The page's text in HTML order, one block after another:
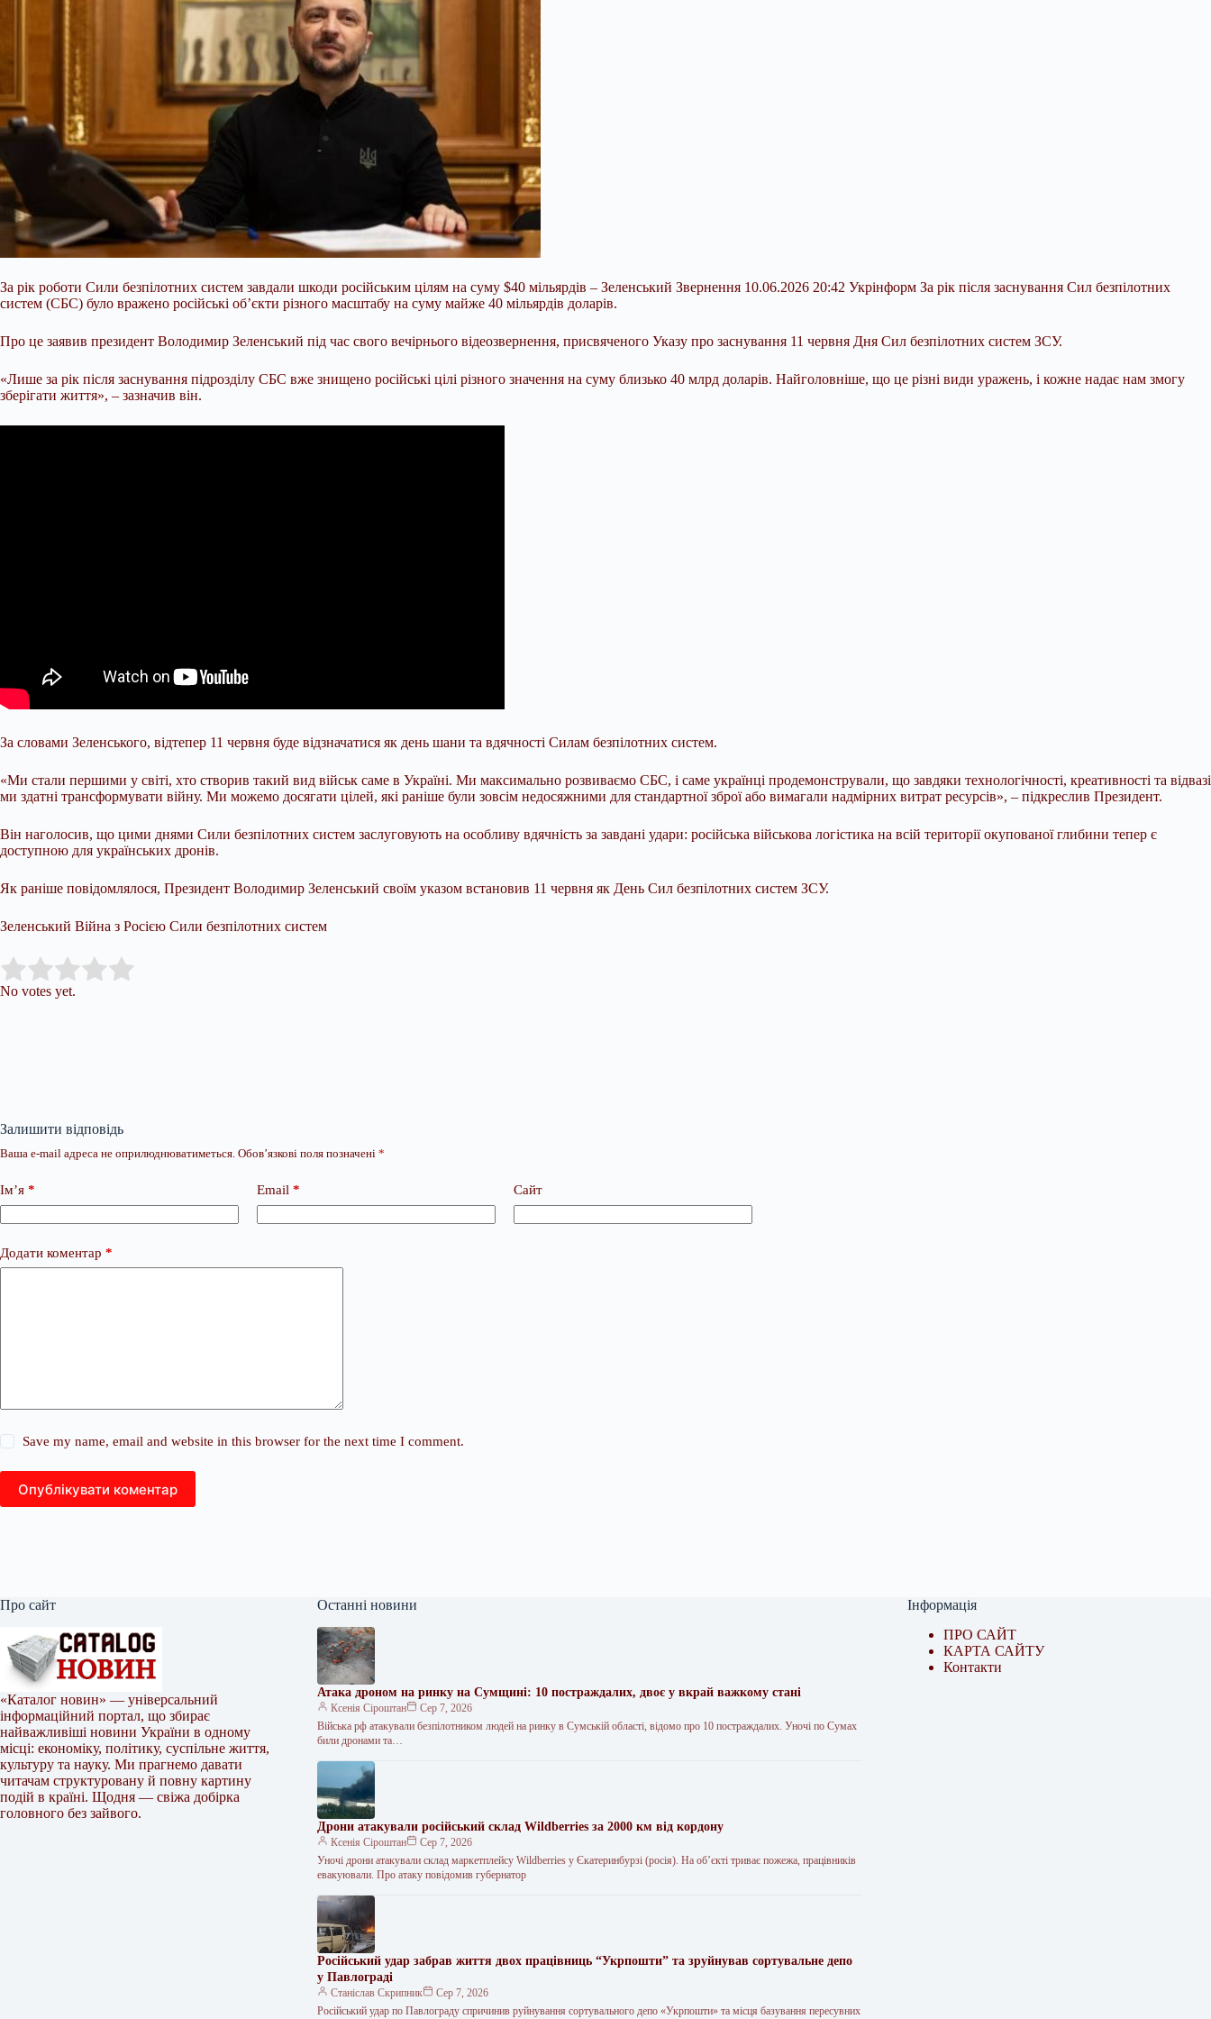
За рік роботи Сили безпілотних систем завдали шкоди російським цілям на суму $40 мільярдів – Зеленський Звернення 10.06.2026 20:42 Укрінформ За рік після заснування Сил безпілотних
систем (СБС) було вражено російські об’єкти різного масштабу на суму майже 40 мільярдів доларів.
Про це заявив президент Володимир Зеленський під час свого вечірнього відеозвернення, присвяченого Указу про заснування 11 червня Дня Сил безпілотних систем ЗСУ.
«Лише за рік після заснування підрозділу СБС вже знищено російські цілі різного значення на суму близько 40 млрд доларів. Найголовніше, що це різні види уражень, і кожне надає нам змогу
зберігати життя», – зазначив він.
За словами Зеленського, відтепер 11 червня буде відзначатися як день шани та вдячності Силам безпілотних систем.
«Ми стали першими у світі, хто створив такий вид військ саме в Україні. Ми максимально розвиваємо СБС, і саме українці продемонстрували, що завдяки технологічності, креативності та відвазі
ми здатні трансформувати війну. Ми можемо досягати цілей, які раніше були зовсім недосяжними для стандартної зброї або вимагали надмірних витрат ресурсів», – підкреслив Президент.
Він наголосив, що цими днями Сили безпілотних систем заслуговують на особливу вдячність за завдані удари: російська військова логістика на всій території окупованої глибини тепер є
доступною для українських дронів.
Як раніше повідомлялося, Президент Володимир Зеленський своїм указом встановив 11 червня як День Сил безпілотних систем ЗСУ.
Зеленський Війна з Росією Сили безпілотних систем
Rate this item:
No votes yet.
Залишити відповідь
Ваша e-mail адреса не оприлюднюватиметься. Обов’язкові поля позначені *
Ім’я * Email * Сайт
Додати коментар *
Save my name, email and website in this browser for the next time I comment.
Опублікувати коментар
Про сайт
«Каталог новин» — універсальний
інформаційний портал, що збирає
найважливіші новини України в одному
місці: економіку, політику, суспільне життя,
культуру та науку. Ми прагнемо давати
читачам структуровану й повну картину
подій в країні. Щодня — свіжа добірка
головного без зайвого.
Останні новини
Атака дроном на ринку на Сумщині: 10 постраждалих, двоє у вкрай важкому стані
Ксенія Сіроштан
Сер 7, 2026
Війська рф атакували безпілотником людей на ринку в Сумській області, відомо про 10 постраждалих. Уночі по Сумах
били дронами та…
Дрони атакували російський склад Wildberries за 2000 км від кордону
Ксенія Сіроштан
Сер 7, 2026
Уночі дрони атакували склад маркетплейсу Wildberries у Єкатеринбурзі (росія). На об’єкті триває пожежа, працівників
евакуювали. Про атаку повідомив губернатор
Російський удар забрав життя двох працівниць “Укрпошти” та зруйнував сортувальне депо
у Павлограді
Станіслав Скрипник
Сер 7, 2026
Російський удар по Павлограду спричинив руйнування сортувального депо «Укрпошти» та місця базування пересувних
Інформація
ПРО САЙТ
КАРТА САЙТУ
Контакти